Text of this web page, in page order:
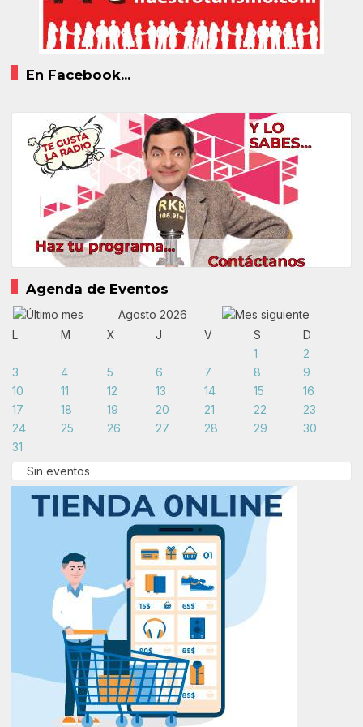
En Facebook...
Agenda de Eventos
Agosto 2026
L
M X J V S
D
1
2
3
4 5 6 7 8
9
10
11 12 13 14 15
16
17
18 19 20 21 22
23
24
25 26 27 28 29
30
31
Sin eventos